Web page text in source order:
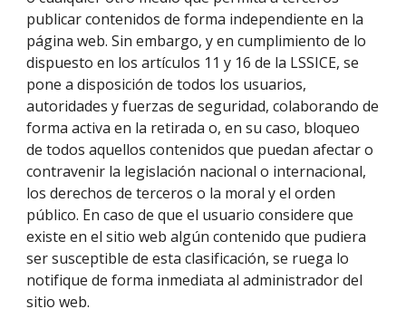
publicar contenidos de forma independiente en la
página web. Sin embargo, y en cumplimiento de lo
dispuesto en los artículos 11 y 16 de la LSSICE, se
pone a disposición de todos los usuarios,
autoridades y fuerzas de seguridad, colaborando de
forma activa en la retirada o, en su caso, bloqueo
de todos aquellos contenidos que puedan afectar o
contravenir la legislación nacional o internacional,
los derechos de terceros o la moral y el orden
público. En caso de que el usuario considere que
existe en el sitio web algún contenido que pudiera
ser susceptible de esta clasificación, se ruega lo
notifique de forma inmediata al administrador del
sitio web.